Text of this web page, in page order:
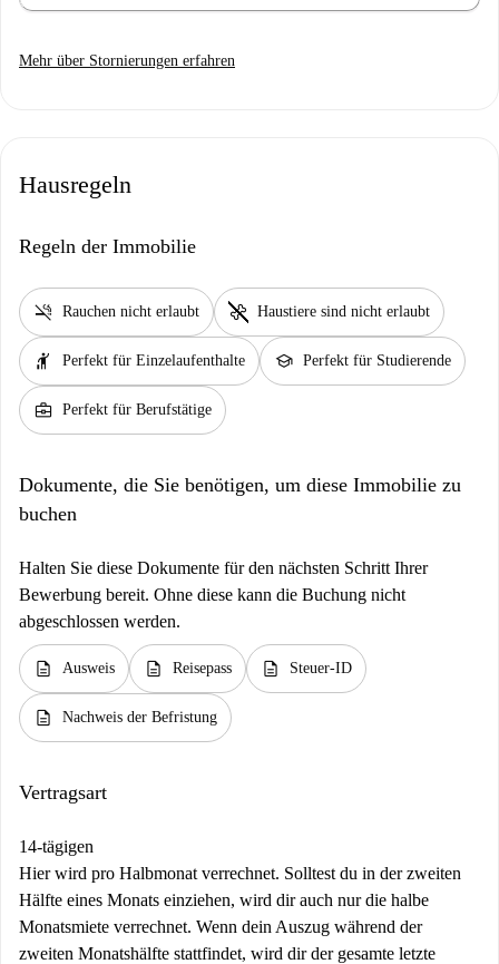
Mehr über Stornierungen erfahren
Hausregeln
Regeln der Immobilie
smoke_free Rauchen nicht erlaubt pet_supplies Haustiere sind nicht erlaubt
hail Perfekt für Einzelaufenthalte school Perfekt für Studierende
business_center Perfekt für Berufstätige
Dokumente, die Sie benötigen, um diese Immobilie zu
buchen
Halten Sie diese Dokumente für den nächsten Schritt Ihrer
Bewerbung bereit. Ohne diese kann die Buchung nicht
abgeschlossen werden.
description Ausweis description Reisepass description Steuer-ID
description Nachweis der Befristung
Vertragsart
14-tägigen
Hier wird pro Halbmonat verrechnet. Solltest du in der zweiten
Hälfte eines Monats einziehen, wird dir auch nur die halbe
Monatsmiete verrechnet. Wenn dein Auszug während der
zweiten Monatshälfte stattfindet, wird dir der gesamte letzte